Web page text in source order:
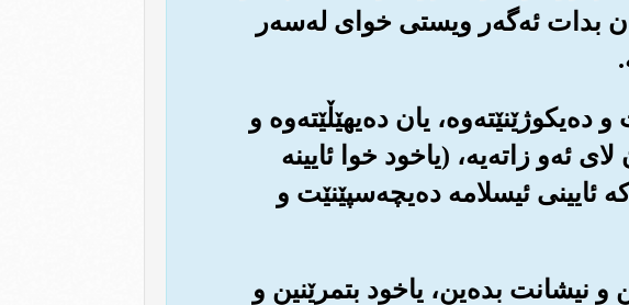
بدات ئه‌گه‌ر ویستی خوای له‌سه‌ر
یان ده‌یهێڵێته‌وه و
ئه‌و زاته‌یه‌، (یاخود خوا ئایینه
ئایینی ئیسلامه ده‌یچه‌سپێنێت و
و نیشانت بده‌ین، یاخود بتمرێنین و